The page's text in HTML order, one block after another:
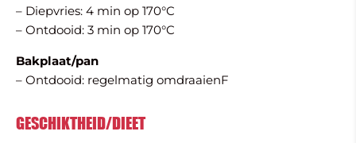
– Diepvries: 4 min op 170°C
– Ontdooid: 3 min op 170°C
Bakplaat/pan
– Ontdooid: regelmatig omdraaienF
GESCHIKTHEID/DIEET